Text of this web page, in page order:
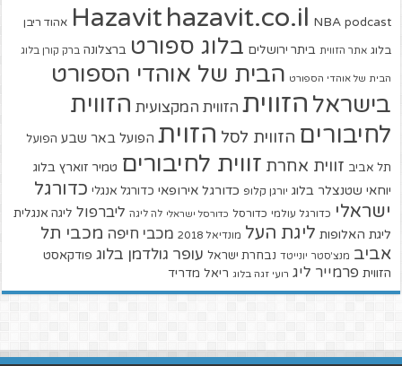
Hazavit hazavit.co.il NBA podcast אהוד ריבן
בלוג אתר הזווית ביתר ירושלים בלוג ספורט ברצלונה ברק קורן בלוג
הבית של אוהדי הספורט הבית של אוהדי הספורט
בישראל הזווית הזווית המקצועית הזווית
לחיבורים הזווית לסל הזוית הפועל באר שבע הפועל
תל אביב זווית אחרת זווית לחיבורים טמיר זוארץ בלוג
יוחאי שטנצלר בלוג יורגן קלופ כדורגל אירופאי כדורגל אנגלי כדורגל
ישראלי כדורגל עולמי כדורסל כדורסל ישראלי לה ליגה ליברפול ליגה אנגלית
ליגת האלופות ליגת העל מונדיאל 2018 מכבי חיפה מכבי תל
אביב מנצ'סטר יונייטד נבחרת ישראל עופר גולדמן בלוג פודקאסט
הזווית פרמייר ליג רועי זגה בלוג ריאל מדריד